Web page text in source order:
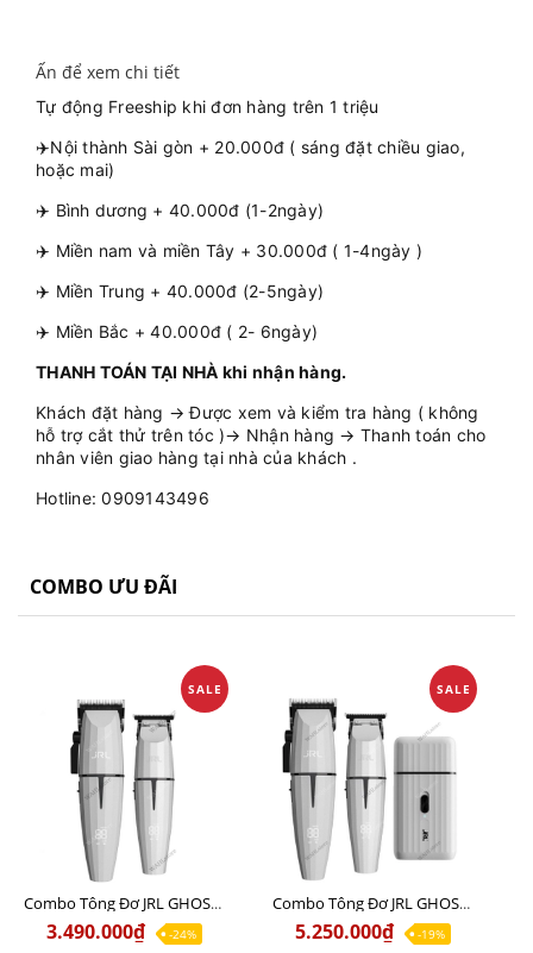
Ấn để xem chi tiết
Tự động Freeship khi đơn hàng trên 1 triệu
✈️Nội thành Sài gòn + 20.000đ ( sáng đặt chiều giao,
hoặc mai)
✈️ Bình dương + 40.000đ (1-2ngày)
✈️ Miền nam và miền Tây + 30.000đ ( 1-4ngày )
✈️ Miền Trung + 40.000đ (2-5ngày)
✈️ Miền Bắc + 40.000đ ( 2- 6ngày)
THANH TOÁN TẠI NHÀ khi nhận hàng.
Khách đặt hàng → Được xem và kiểm tra hàng ( không
hỗ trợ cắt thử trên tóc )→ Nhận hàng → Thanh toán cho
nhân viên giao hàng tại nhà của khách .
Hotline: 0909143496
COMBO ƯU ĐÃI
SALE
Combo Tông Đơ JRL GHOST 1 Limited Edition Chính Hãng USA
3.490.000₫ -24%
SALE
Combo Tông Đơ JRL GHOST 2 Limited Edition Chính Hãng USA
5.250.000₫ -19%